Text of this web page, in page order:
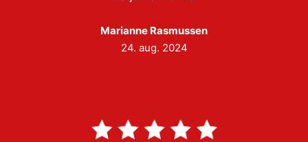
Marianne Rasmussen
24. aug. 2024